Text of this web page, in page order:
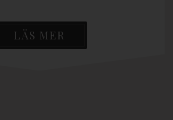
LÄS MER